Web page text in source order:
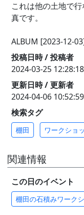
これは他の土地で
真です。
ALBUM [2023-12-
投稿日時 / 投稿者
2024-03-25
更新日時 / 更新者
2024-04-06
検索タグ
棚田 ワークショ
関連情報
この日のイベント
棚田の石積みワーク